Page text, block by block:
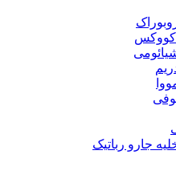
اکووکس
جارو رباتیک